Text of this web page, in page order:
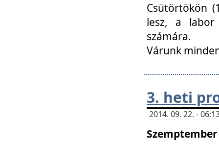
Csütörtökön
lesz, a labor
számára.
Várunk
3. heti
2014. 09. 22. -